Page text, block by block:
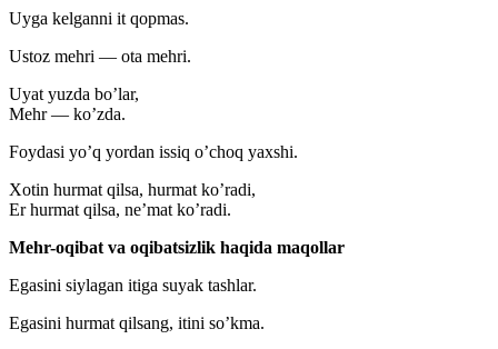
Uyga kelganni it qopmas.
Ustoz mehri — ota mehri.
Uyat yuzda bo’lar,
Mehr — ko’zda.
Foydasi yo’q yordan issiq o’choq yaxshi.
Xotin hurmat qilsa, hurmat ko’radi,
Er hurmat qilsa, ne’mat ko’radi.
Mehr-oqibat va oqibatsizlik haqida maqollar
Egasini siylagan itiga suyak tashlar.
Egasini hurmat qilsang, itini so’kma.